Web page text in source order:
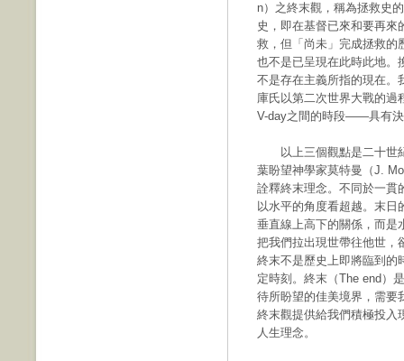
n）之終末觀，稱為拯救史
史，即在基督已來和要再來
救，但「尚未」完成拯救的
也不是已呈現在此時此地。
不是存在主義所指的現在。
庫氏以第二次世界大戰的過
V-day之間的時段——具有決
以上三個觀點是二十世紀
葉盼望神學家莫特曼（J.
詮釋終末理念。不同於一貫
以水平的角度看超越。末
垂直線上高下的關係，而是
把我們拉出現世帶往他世，
終末不是歷史上即將臨到的
定時刻。終末（The end）
待所盼望的佳美境界，需要
終末觀提供給我們積極投入
人生理念。